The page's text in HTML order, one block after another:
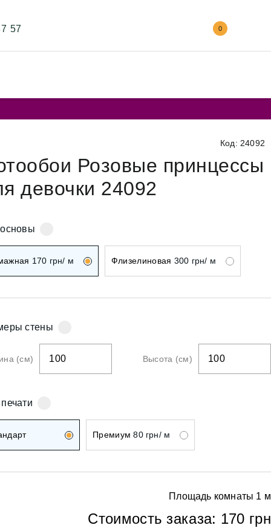
57 0
Код: 24092
Розовые принцессы
девочки 24092
170 грн/ м Флизелиновая 300 грн/ м
стены
(см) Высота (см)
Премиум 80 грн/ м
Площадь комнаты 1 м
Стоимость заказа: 170 грн